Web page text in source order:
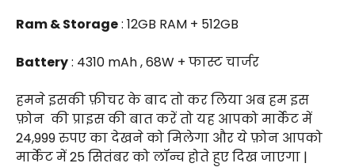
Ram & Storage: 12GB RAM + 512GB
Battery: 4310 mAh , 68W + फास्ट चार्जर
हमने इसकी फ़ीचर के बाद तो कर लिया अब हम इस
फ़ोन की प्राइस की बात करें तो यह आपको मार्केट में
₹24,999 रुपए का देखने को मिलेगा और ये फ़ोन आपको
मार्केट में 25 सितंबर को लॉन्च होते हुए दिख जाएगा |